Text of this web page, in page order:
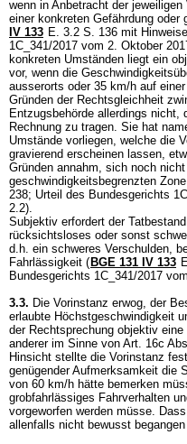
wenn in Anbetracht der
einer konkreten Gefährdung oder
IV 133 E. 3.2 S. 136 mit
1C_341/2017 vom 2. Oktober
konkreten Umständen liegt ein
vor, wenn die
ausserorts oder 35 km/h auf
Gründen der Rechtsgleichheit
Entzugsbehörde allerdings nicht,
Rechnung zu tragen. Sie hat
Umstände vorliegen, welche die
gravierend erscheinen lassen,
Gründen annahm, sich noch
geschwindigkeitsbegrenzten
238; Urteil des Bundesgerichts
2.2).
Subjektiv erfordert der
rücksichtsloses oder sonst
d.h. ein schweres Verschulden,
Fahrlässigkeit ( BGE 131 IV 133
Bundesgerichts 1C_341/2017
3.3. Die Vorinstanz erwog, der
erlaubte Höchstgeschwindigkeit
der Rechtsprechung objektiv
anderer im Sinne von Art. 16c
Hinsicht stellte die Vorinstanz
genügender Aufmerksamkeit die
von 60 km/h hätte bemerken
grobfahrlässiges Fahrverhalten
vorgeworfen werden müsse.
allenfalls nicht bewusst